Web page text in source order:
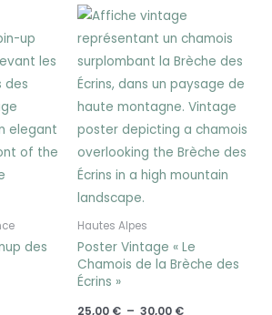
des
:
€
€
Hautes Alpes
Poster Vintage « Le
Chamois de la Brèche des
Écrins »
25,00 € – 30,00 €
Plage
de
prix :
25,00 €
à
30,00 €